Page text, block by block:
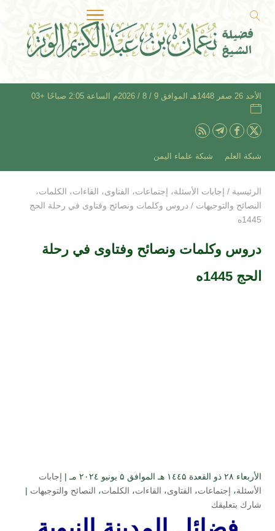
الأحد 26 صفر 1448هـ الموافق 9 / 8 / 2026م الساعة 2:05 صباحًا +03
شبكة العلم شبكة علماء اليمن
الرئيسية / إجابات الأسئلة، إجتماعات، الفتاوى، القاءات، الكلمات،
النصائح والتوجيهات / دروس وكلمات ونصائح وفتاوى في رحلة الحج
1445ه
دروس وكلمات ونصائح وفتاوى في رحلة
الحج 1445ه
الأربعاء ۲۸ ذو القعدة ۱٤٤۵ هـ الموافق ۵ يونيو ۲۰۲٤ مـ |
إجابات
الأسئلة، إجتماعات، الفتاوى، القاءات، الكلمات، النصائح والتوجيهات |
شارك بتعليقك